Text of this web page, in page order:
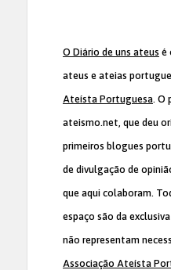
O Diário de uns ateus é
ateus e ateias
Ateísta Portuguesa. O
ateismo.net, que deu
primeiros blogues
de divulgação de
que aqui colaboram.
espaço são da
não representam
Associação Ateísta